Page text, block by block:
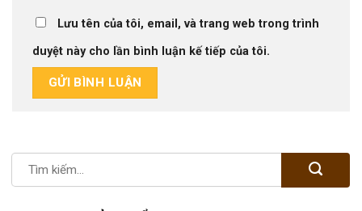
Lưu tên của tôi, email, và trang web trong trình
duyệt này cho lần bình luận kế tiếp của tôi.